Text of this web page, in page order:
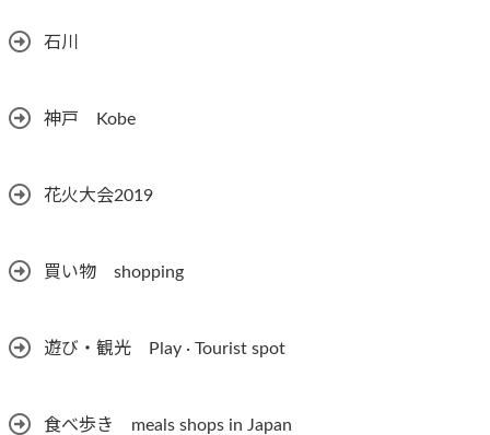
石川
神戸 Kobe
花火大会2019
買い物 shopping
遊び・観光 Play · Tourist spot
食べ歩き meals shops in Japan